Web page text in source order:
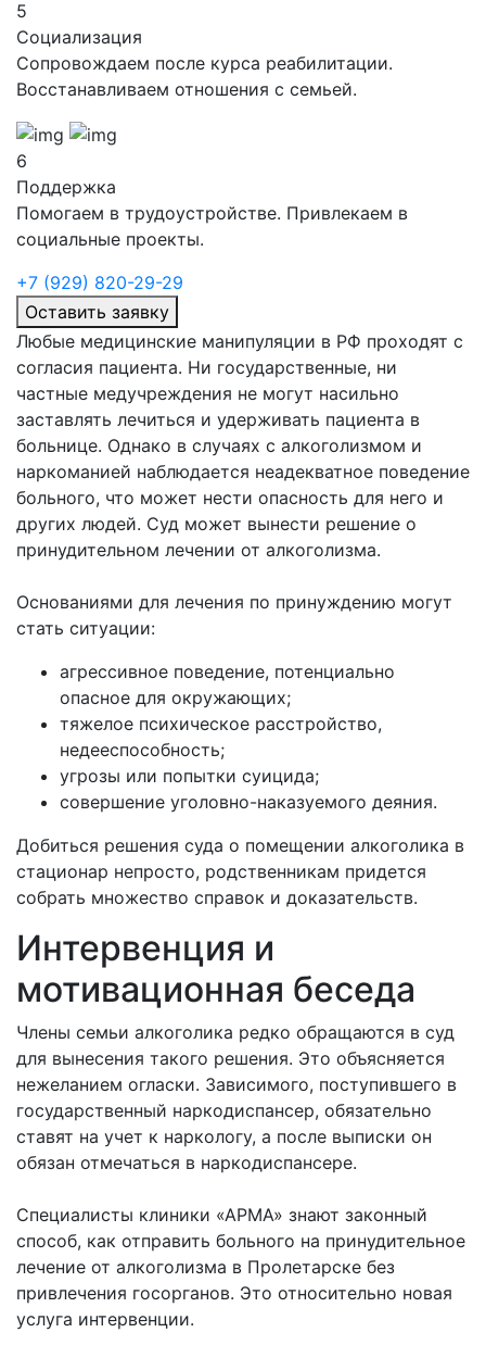
5
Социализация
Сопровождаем после курса реабилитации.
Восстанавливаем отношения с семьей.
6
Поддержка
Помогаем в трудоустройстве. Привлекаем в
социальные проекты.
+7 (929) 820-29-29
Оставить заявку
Любые медицинские манипуляции в РФ проходят с
согласия пациента. Ни государственные, ни
частные медучреждения не могут насильно
заставлять лечиться и удерживать пациента в
больнице. Однако в случаях с алкоголизмом и
наркоманией наблюдается неадекватное поведение
больного, что может нести опасность для него и
других людей. Суд может вынести решение о
принудительном лечении от алкоголизма.
Основаниями для лечения по принуждению могут
стать ситуации:
агрессивное поведение, потенциально
опасное для окружающих;
тяжелое психическое расстройство,
недееспособность;
угрозы или попытки суицида;
совершение уголовно-наказуемого деяния.
Добиться решения суда о помещении алкоголика в
стационар непросто, родственникам придется
собрать множество справок и доказательств.
Интервенция и
мотивационная беседа
Члены семьи алкоголика редко обращаются в суд
для вынесения такого решения. Это объясняется
нежеланием огласки. Зависимого, поступившего в
государственный наркодиспансер, обязательно
ставят на учет к наркологу, а после выписки он
обязан отмечаться в наркодиспансере.
Специалисты клиники «АРМА» знают законный
способ, как отправить больного на принудительное
лечение от алкоголизма в Пролетарске без
привлечения госорганов. Это относительно новая
услуга интервенции.